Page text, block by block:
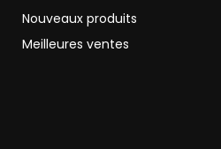
Nouveaux produits
Meilleures ventes